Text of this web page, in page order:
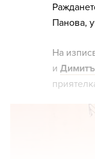
Панова,
На
и